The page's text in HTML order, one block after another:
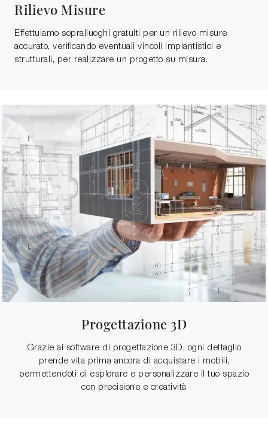
Rilievo Misure
Effettuiamo sopralluoghi gratuiti per un rilievo misure
accurato, verificando eventuali vincoli impiantistici e
strutturali, per realizzare un progetto su misura.
Progettazione 3D
Grazie ai software di progettazione 3D, ogni dettaglio
prende vita prima ancora di acquistare i mobili,
permettendoti di esplorare e personalizzare il tuo spazio
con precisione e creatività